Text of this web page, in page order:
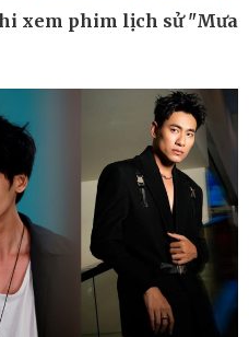
Multimedia
Video
Infographic
xem phim lịch sử "Mưa